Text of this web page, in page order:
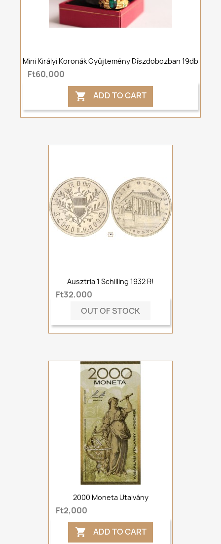
Mini Királyi Koronák Gyűjtemény Díszdobozban 19db
Ft60,000
 ADD TO CART
Ausztria 1 Schilling 1932 R!
Ft32,000
OUT OF STOCK
2000 Moneta Utalvány
Ft2,000
 ADD TO CART